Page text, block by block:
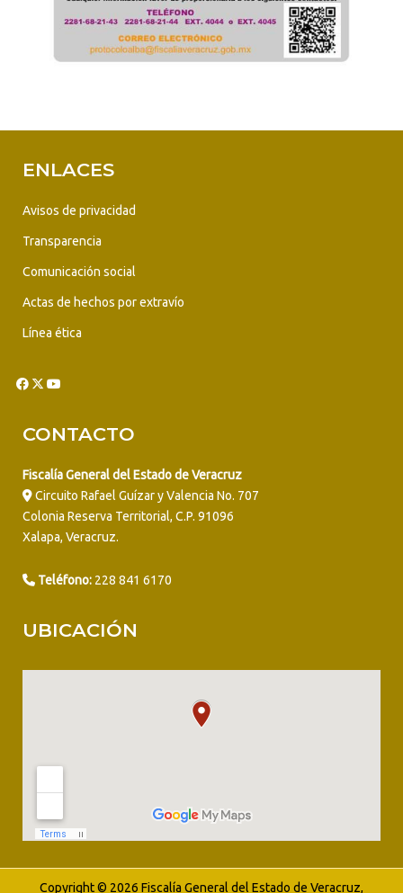
ENLACES
Avisos de privacidad
Transparencia
Comunicación social
Actas de hechos por extravío
Línea ética
CONTACTO
Fiscalía General del Estado de Veracruz
Circuito Rafael Guízar y Valencia No. 707
Colonia Reserva Territorial, C.P. 91096
Xalapa, Veracruz.
Teléfono: 228 841 6170
UBICACIÓN
Copyright © 2026 Fiscalía General del Estado de Veracruz,